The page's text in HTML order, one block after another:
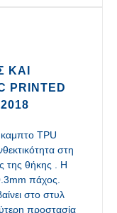
PRINTED
TPU
στη
της θήκης . Η
πάχος.
στο στυλ
προστασία